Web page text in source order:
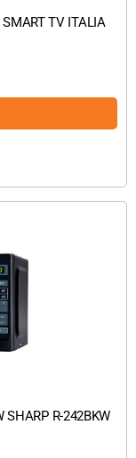
SMART TV ITALIA
SHARP R-242BKW